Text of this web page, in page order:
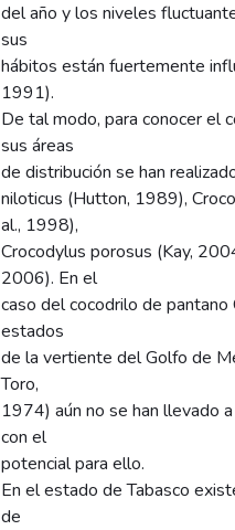
del año y los niveles
sus
hábitos están fuertemente
1991).
De tal modo, para conocer el
sus áreas
de distribución se han
niloticus (Hutton, 1989),
al., 1998),
Crocodylus porosus (Kay,
2006). En el
caso del cocodrilo de
estados
de la vertiente del Golfo de
Toro,
1974) aún no se han llevado
con el
potencial para ello.
En el estado de Tabasco
de